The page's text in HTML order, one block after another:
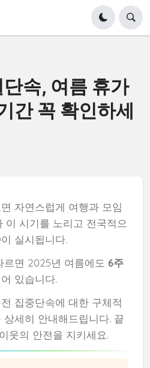
속, 여름 휴가
간 꼭 확인하세
자연스럽게 여행과 모임
이 시기를 노리고 전국적으
이 실시됩니다.
면 2025년 여름에도 6주
있습니다.
집중단속에 대한 구체적
세히 안내해드립니다. 끝
웃의 안전을 지키세요.